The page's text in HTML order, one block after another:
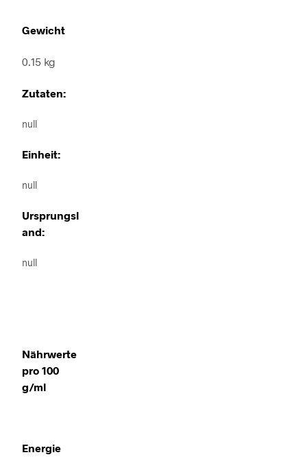
Gewicht
0.15 kg
Zutaten:
null
Einheit:
null
Ursprungsl
and:
null
Nährwerte
pro 100
g/ml
Energie